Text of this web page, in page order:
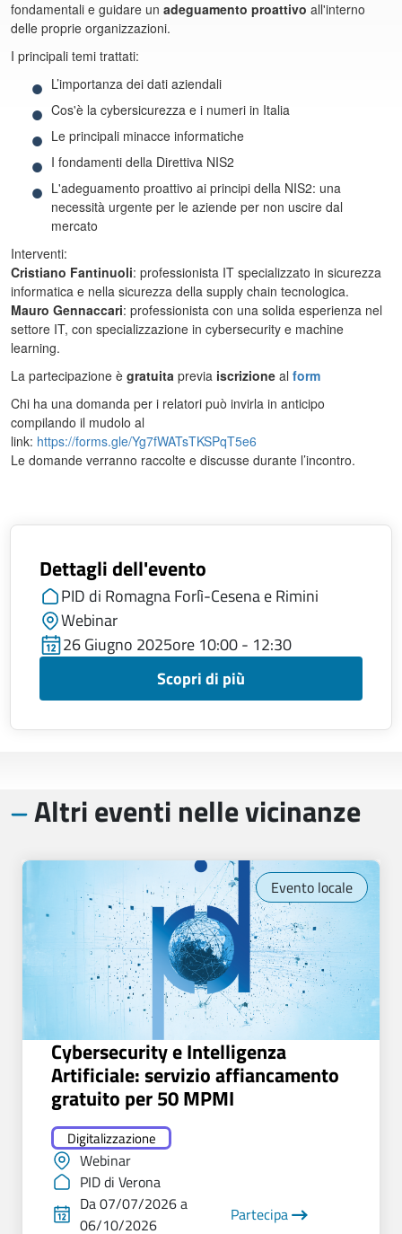
fondamentali e guidare un adeguamento proattivo all'interno
delle proprie organizzazioni.
I principali temi trattati:
L’importanza dei dati aziendali
Cos'è la cybersicurezza e i numeri in Italia
Le principali minacce informatiche
I fondamenti della Direttiva NIS2
L'adeguamento proattivo ai principi della NIS2: una
necessità urgente per le aziende per non uscire dal
mercato
Interventi:
Cristiano Fantinuoli: professionista IT specializzato in sicurezza
informatica e nella sicurezza della supply chain tecnologica.
Mauro Gennaccari: professionista con una solida esperienza nel
settore IT, con specializzazione in cybersecurity e machine
learning.
La partecipazione è gratuita previa iscrizione al form
Chi ha una domanda per i relatori può invirla in anticipo
compilando il mudolo al
link: https://forms.gle/Yg7fWATsTKSPqT5e6
Le domande verranno raccolte e discusse durante l’incontro.
Dettagli dell'evento
PID di Romagna Forlì-Cesena e Rimini
Webinar
26 Giugno 2025ore 10:00 - 12:30
Scopri di più
Altri eventi nelle vicinanze
Evento locale
Cybersecurity e Intelligenza
Artificiale: servizio affiancamento
gratuito per 50 MPMI
Digitalizzazione
Webinar
PID di Verona
Da 07/07/2026 a
06/10/2026
Partecipa